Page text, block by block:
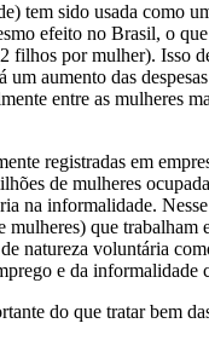
tem sido usada como
efeito no Brasil, o
por mulher). Isso
aumento das
entre as mulheres
registradas em
de mulheres
na informalidade.
que
natureza voluntária
e da
do que tratar bem